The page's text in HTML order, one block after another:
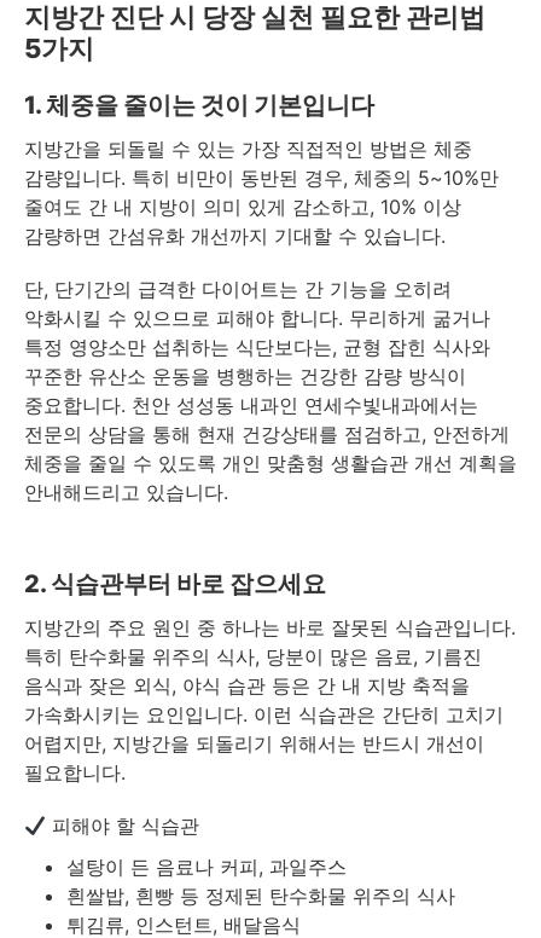
지방간 진단 시 당장 실천 필요한 관리법
5가지
1. 체중을 줄이는 것이 기본입니다
지방간을 되돌릴 수 있는 가장 직접적인 방법은 체중
감량입니다. 특히 비만이 동반된 경우, 체중의 5~10%만
줄여도 간 내 지방이 의미 있게 감소하고, 10% 이상
감량하면 간섬유화 개선까지 기대할 수 있습니다.
단, 단기간의 급격한 다이어트는 간 기능을 오히려
악화시킬 수 있으므로 피해야 합니다. 무리하게 굶거나
특정 영양소만 섭취하는 식단보다는, 균형 잡힌 식사와
꾸준한 유산소 운동을 병행하는 건강한 감량 방식이
중요합니다. 천안 성성동 내과인 연세수빛내과에서는
전문의 상담을 통해 현재 건강상태를 점검하고, 안전하게
체중을 줄일 수 있도록 개인 맞춤형 생활습관 개선 계획을
안내해드리고 있습니다.
2. 식습관부터 바로 잡으세요
지방간의 주요 원인 중 하나는 바로 잘못된 식습관입니다.
특히 탄수화물 위주의 식사, 당분이 많은 음료, 기름진
음식과 잦은 외식, 야식 습관 등은 간 내 지방 축적을
가속화시키는 요인입니다. 이런 식습관은 간단히 고치기
어렵지만, 지방간을 되돌리기 위해서는 반드시 개선이
필요합니다.
피해야 할 식습관
설탕이 든 음료나 커피, 과일주스
흰쌀밥, 흰빵 등 정제된 탄수화물 위주의 식사
튀김류, 인스턴트, 배달음식